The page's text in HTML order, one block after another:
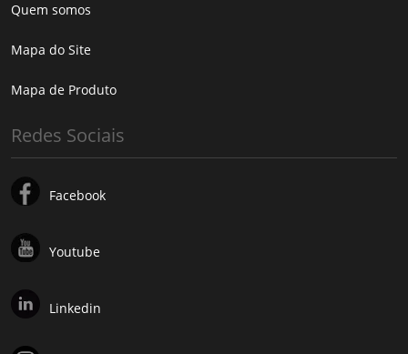
Quem somos
Mapa do Site
Mapa de Produto
Redes Sociais
Facebook
Youtube
Linkedin